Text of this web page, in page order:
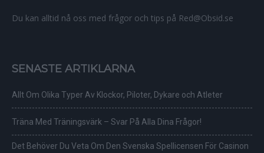
Du kan alltid nå oss med frågor och tips på Red@Obsid.se
SENASTE ARTIKLARNA
Allt Om Olika Typer Av Klockor, Piloter, Dykare och Atleter
Träna Med Träningsvärk – Svar På Alla Dina Frågor!
Det Behöver Du Veta Om Den Svenska Spellicensen För Casinon